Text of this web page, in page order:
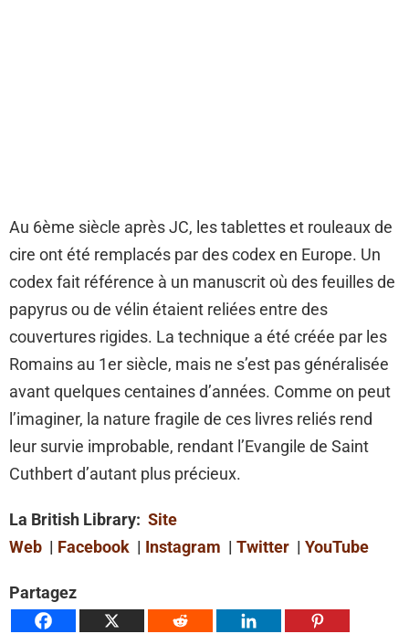
Au 6ème siècle après JC, les tablettes et rouleaux de
cire ont été remplacés par des codex en Europe. Un
codex fait référence à un manuscrit où des feuilles de
papyrus ou de vélin étaient reliées entre des
couvertures rigides. La technique a été créée par les
Romains au 1er siècle, mais ne s’est pas généralisée
avant quelques centaines d’années. Comme on peut
l’imaginer, la nature fragile de ces livres reliés rend
leur survie improbable, rendant l’Evangile de Saint
Cuthbert d’autant plus précieux.
La British Library: Site
Web | Facebook | Instagram | Twitter | YouTube
Partagez